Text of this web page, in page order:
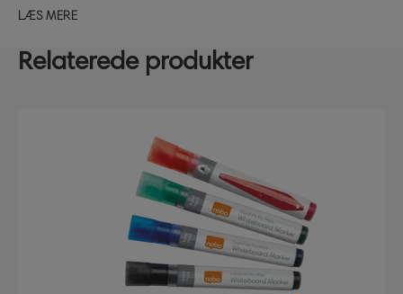
LÆS MERE
Relaterede produkter